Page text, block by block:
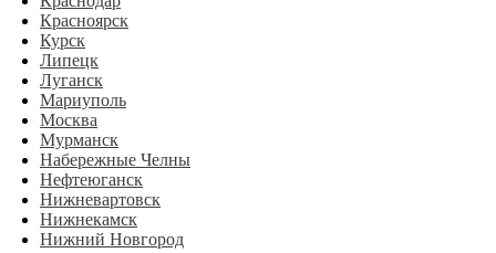
Красноярск
Курск
Липецк
Луганск
Мариуполь
Москва
Мурманск
Набережные Челны
Нефтеюганск
Нижневартовск
Нижнекамск
Нижний Новгород